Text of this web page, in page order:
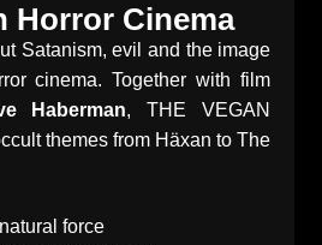
Horror Cinema
Satanism, evil and the image
cinema. Together with film
Haberman, THE VEGAN
themes from Häxan to The
force